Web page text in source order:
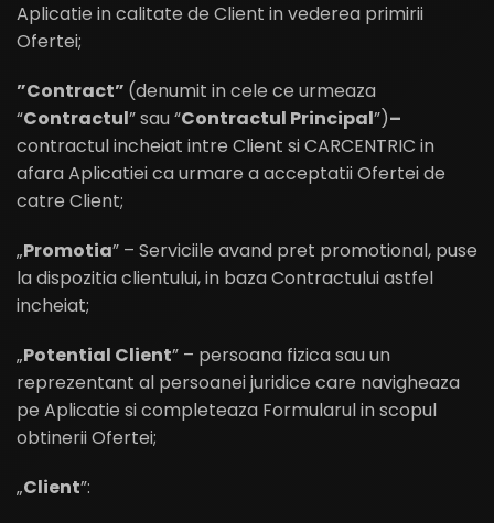
Aplicatie in calitate de Client in vederea primirii
Ofertei;
”Contract” (denumit in cele ce urmeaza
“Contractul” sau “Contractul Principal”)–
contractul incheiat intre Client si CARCENTRIC in
afara Aplicatiei ca urmare a acceptatii Ofertei de
catre Client;
„Promotia” – Serviciile avand pret promotional, puse
la dispozitia clientului, in baza Contractului astfel
incheiat;
„Potential Client” – persoana fizica sau un
reprezentant al persoanei juridice care navigheaza
pe Aplicatie si completeaza Formularul in scopul
obtinerii Ofertei;
„Client”: